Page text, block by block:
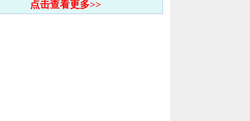
点击查看更多>>